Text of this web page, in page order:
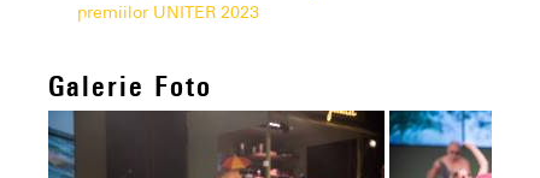
premiilor UNITER 2023
Galerie Foto